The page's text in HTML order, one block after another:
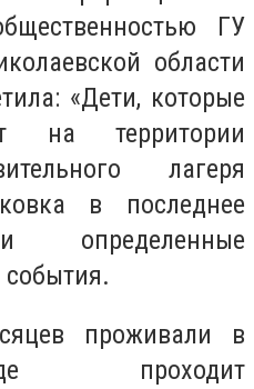
ГУ
области
«Дети, которые
на территории
лагеря
в последнее
определенные
проживали в
проходит